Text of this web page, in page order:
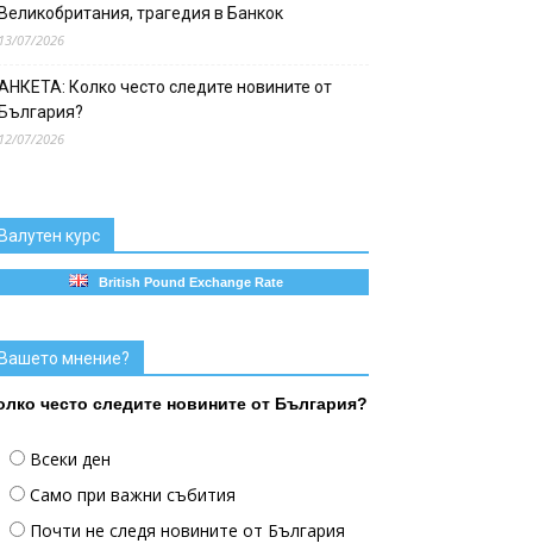
трагедия в Банкок
07/2026
Колко често следите новините от
07/2026
курс
British Pound Exchange Rate
мнение?
често следите новините от България?
Всеки ден
Само при важни събития
Почти не следя новините от България